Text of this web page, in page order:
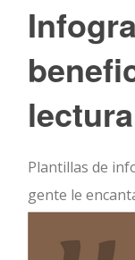
Plantillas de
gente le